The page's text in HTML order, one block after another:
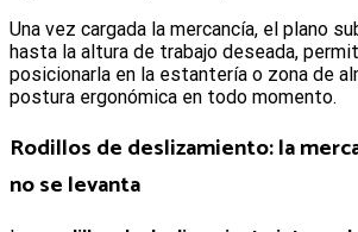
Una vez cargada la mercancía, el plano
hasta la altura de trabajo deseada,
posicionarla en la estantería o zona de
postura ergonómica en todo momento.
Rodillos de deslizamiento: la
no se levanta